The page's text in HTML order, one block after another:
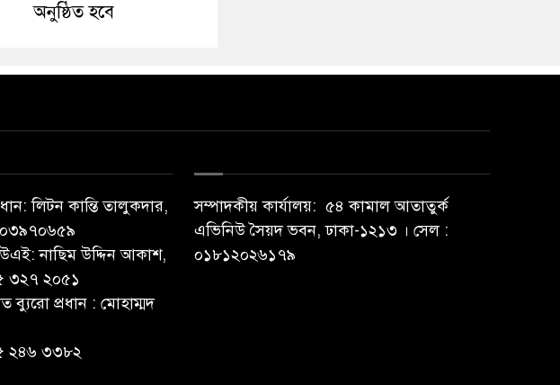
অনুষ্ঠিত হবে
লিটন কান্তি তালুকদার,
নাছিম উদ্দিন আকাশ,
৩২৭ ২০৫১‬
প্রধান : মোহাম্মদ
২৪৬ ৩৩৮২
সম্পাদকীয় কার্যালয়: ৫৪ কামাল আতাতুর্ক
এভিনিউ সৈয়দ ভবন, ঢাকা-১২১৩ । সেল :
০১৮১২০২৬১৭৯